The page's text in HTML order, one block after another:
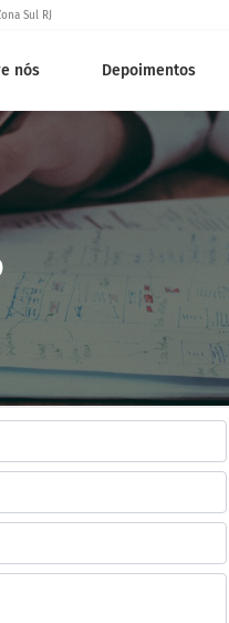
Sul RJ
nós Depoimentos